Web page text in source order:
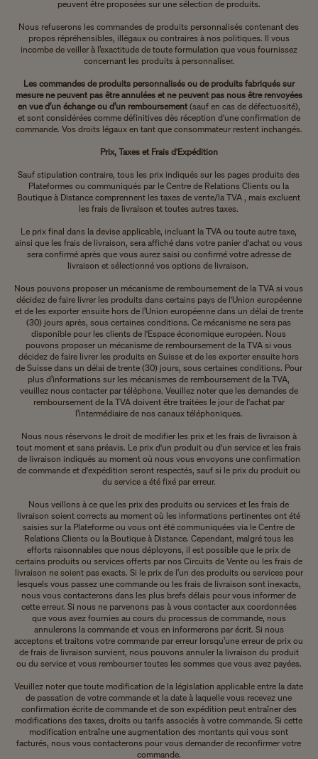
peuvent être proposées sur une sélection de produits.
Nous refuserons les commandes de produits personnalisés contenant des
propos répréhensibles, illégaux ou contraires à nos politiques. Il vous
incombe de veiller à l’exactitude de toute formulation que vous fournissez
concernant les produits à personnaliser.
Les commandes de produits personnalisés ou de produits fabriqués sur
mesure ne peuvent pas être annulées et ne peuvent pas nous être renvoyées
en vue d’un échange ou d’un remboursement (sauf en cas de défectuosité),
et sont considérées comme définitives dès réception d'une confirmation de
commande. Vos droits légaux en tant que consommateur restent inchangés.
Prix, Taxes et Frais d'Expédition
Sauf stipulation contraire, tous les prix indiqués sur les pages produits des
Plateformes ou communiqués par le Centre de Relations Clients ou la
Boutique à Distance comprennent les taxes de vente/la TVA , mais excluent
les frais de livraison et toutes autres taxes.
Le prix final dans la devise applicable, incluant la TVA ou toute autre taxe,
ainsi que les frais de livraison, sera affiché dans votre panier d'achat ou vous
sera confirmé après que vous aurez saisi ou confirmé votre adresse de
livraison et sélectionné vos options de livraison.
Nous pouvons proposer un mécanisme de remboursement de la TVA si vous
décidez de faire livrer les produits dans certains pays de l'Union européenne
et de les exporter ensuite hors de l’Union européenne dans un délai de trente
(30) jours après, sous certaines conditions. Ce mécanisme ne sera pas
disponible pour les clients de l'Espace économique européen. Nous
pouvons proposer un mécanisme de remboursement de la TVA si vous
décidez de faire livrer les produits en Suisse et de les exporter ensuite hors
de Suisse dans un délai de trente (30) jours, sous certaines conditions. Pour
plus d’informations sur les mécanismes de remboursement de la TVA,
veuillez nous contacter par téléphone. Veuillez noter que les demandes de
remboursement de la TVA doivent être traitées le jour de l'achat par
l’intermédiaire de nos canaux téléphoniques.
Nous nous réservons le droit de modifier les prix et les frais de livraison à
tout moment et sans préavis. Le prix d'un produit ou d'un service et les frais
de livraison indiqués au moment où nous vous envoyons une confirmation
de commande et d'expédition seront respectés, sauf si le prix du produit ou
du service a été fixé par erreur.
Nous veillons à ce que les prix des produits ou services et les frais de
livraison soient corrects au moment où les informations pertinentes ont été
saisies sur la Plateforme ou vous ont été communiquées via le Centre de
Relations Clients ou la Boutique à Distance. Cependant, malgré tous les
efforts raisonnables que nous déployons, il est possible que le prix de
certains produits ou services offerts par nos Circuits de Vente ou les frais de
livraison ne soient pas exacts. Si le prix de l’un des produits ou services pour
lesquels vous passez une commande ou les frais de livraison sont inexacts,
nous vous contacterons dans les plus brefs délais pour vous informer de
cette erreur. Si nous ne parvenons pas à vous contacter aux coordonnées
que vous avez fournies au cours du processus de commande, nous
annulerons la commande et vous en informerons par écrit. Si nous
acceptons et traitons votre commande par erreur lorsqu’une erreur de prix ou
de frais de livraison survient, nous pouvons annuler la livraison du produit
ou du service et vous rembourser toutes les sommes que vous avez payées.
Veuillez noter que toute modification de la législation applicable entre la date
de passation de votre commande et la date à laquelle vous recevez une
confirmation écrite de commande et de son expédition peut entraîner des
modifications des taxes, droits ou tarifs associés à votre commande. Si cette
modification entraîne une augmentation des montants qui vous sont
facturés, nous vous contacterons pour vous demander de reconfirmer votre
commande.